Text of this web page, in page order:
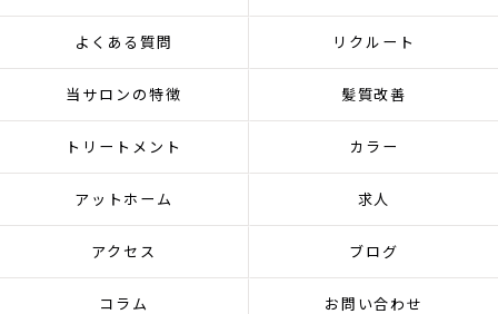
よくある質問 リクルート
当サロンの特徴 髪質改善
トリートメント カラー
アットホーム 求人
アクセス ブログ
コラム お問い合わせ